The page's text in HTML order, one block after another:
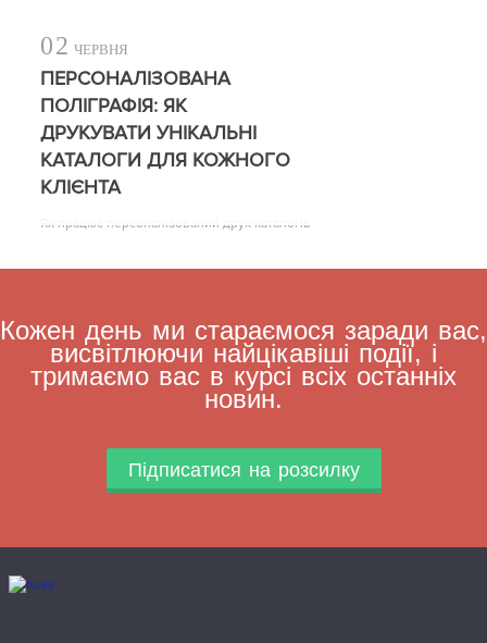
02 ЧЕРВНЯ
ПЕРСОНАЛІЗОВАНА
ПОЛІГРАФІЯ: ЯК
ДРУКУВАТИ УНІКАЛЬНІ
КАТАЛОГИ ДЛЯ КОЖНОГО
КЛІЄНТА
Як працює персоналізований друк каталогів
Кожен день ми стараємося заради вас,
висвітлюючи найцікавіші події, і
тримаємо вас в курсі всіх останніх
новин.
Підписатися на розсилку